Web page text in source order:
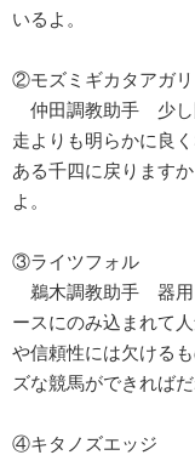
いるよ。
②モズミギカタアガリ
仲田調教助手 少し
走よりも明らかに良
ある千四に戻ります
よ。
③ライツフォル
鵜木調教助手 器用
ースにのみ込まれて
や信頼性には欠ける
ズな競馬ができればだ
④キタノズエッジ